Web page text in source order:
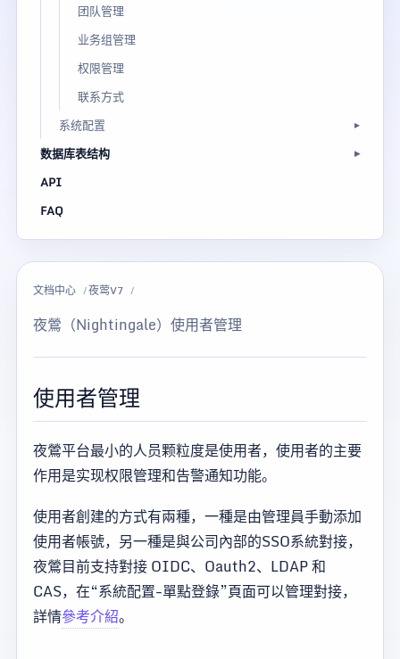
团队管理
业务组管理
权限管理
联系方式
系统配置
数据库表结构
API
FAQ
文档中心 夜莺V7
夜鶯（Nightingale）使用者管理
使用者管理
夜鶯平台最小的人员颗粒度是使用者，使用者的主要
作用是实现权限管理和告警通知功能。
使用者創建的方式有兩種，一種是由管理員手動添加
使用者帳號，另一種是與公司內部的SSO系統對接，
夜鶯目前支持對接 OIDC、Oauth2、LDAP 和
CAS，在“系統配置-單點登錄”頁面可以管理對接，
詳情參考介紹。